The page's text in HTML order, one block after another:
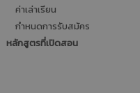
ค่าเล่าเรียน
กำหนดการรับสมัคร
หลักสูตรที่เปิดสอน